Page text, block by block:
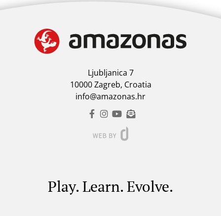
Ljubljanica 7
10000 Zagreb, Croatia
info@amazonas.hr
Play. Learn. Evolve.